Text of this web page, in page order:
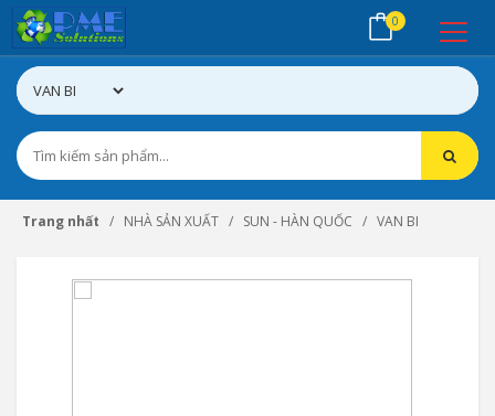
0
Trang nhất NHÀ SẢN XUẤT SUN - HÀN QUỐC VAN BI